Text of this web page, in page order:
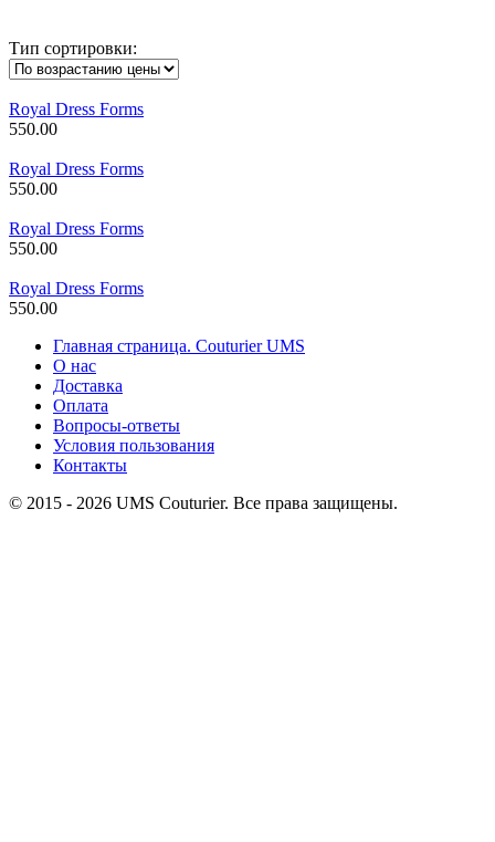
Тип сортировки:
Royal Dress Forms
550.00
Royal Dress Forms
550.00
Royal Dress Forms
550.00
Royal Dress Forms
550.00
Главная страница. Couturier UMS
О нас
Доставка
Оплата
Вопросы-ответы
Условия пользования
Контакты
© 2015 ‐ 2026 UMS Couturier. Все права защищены.